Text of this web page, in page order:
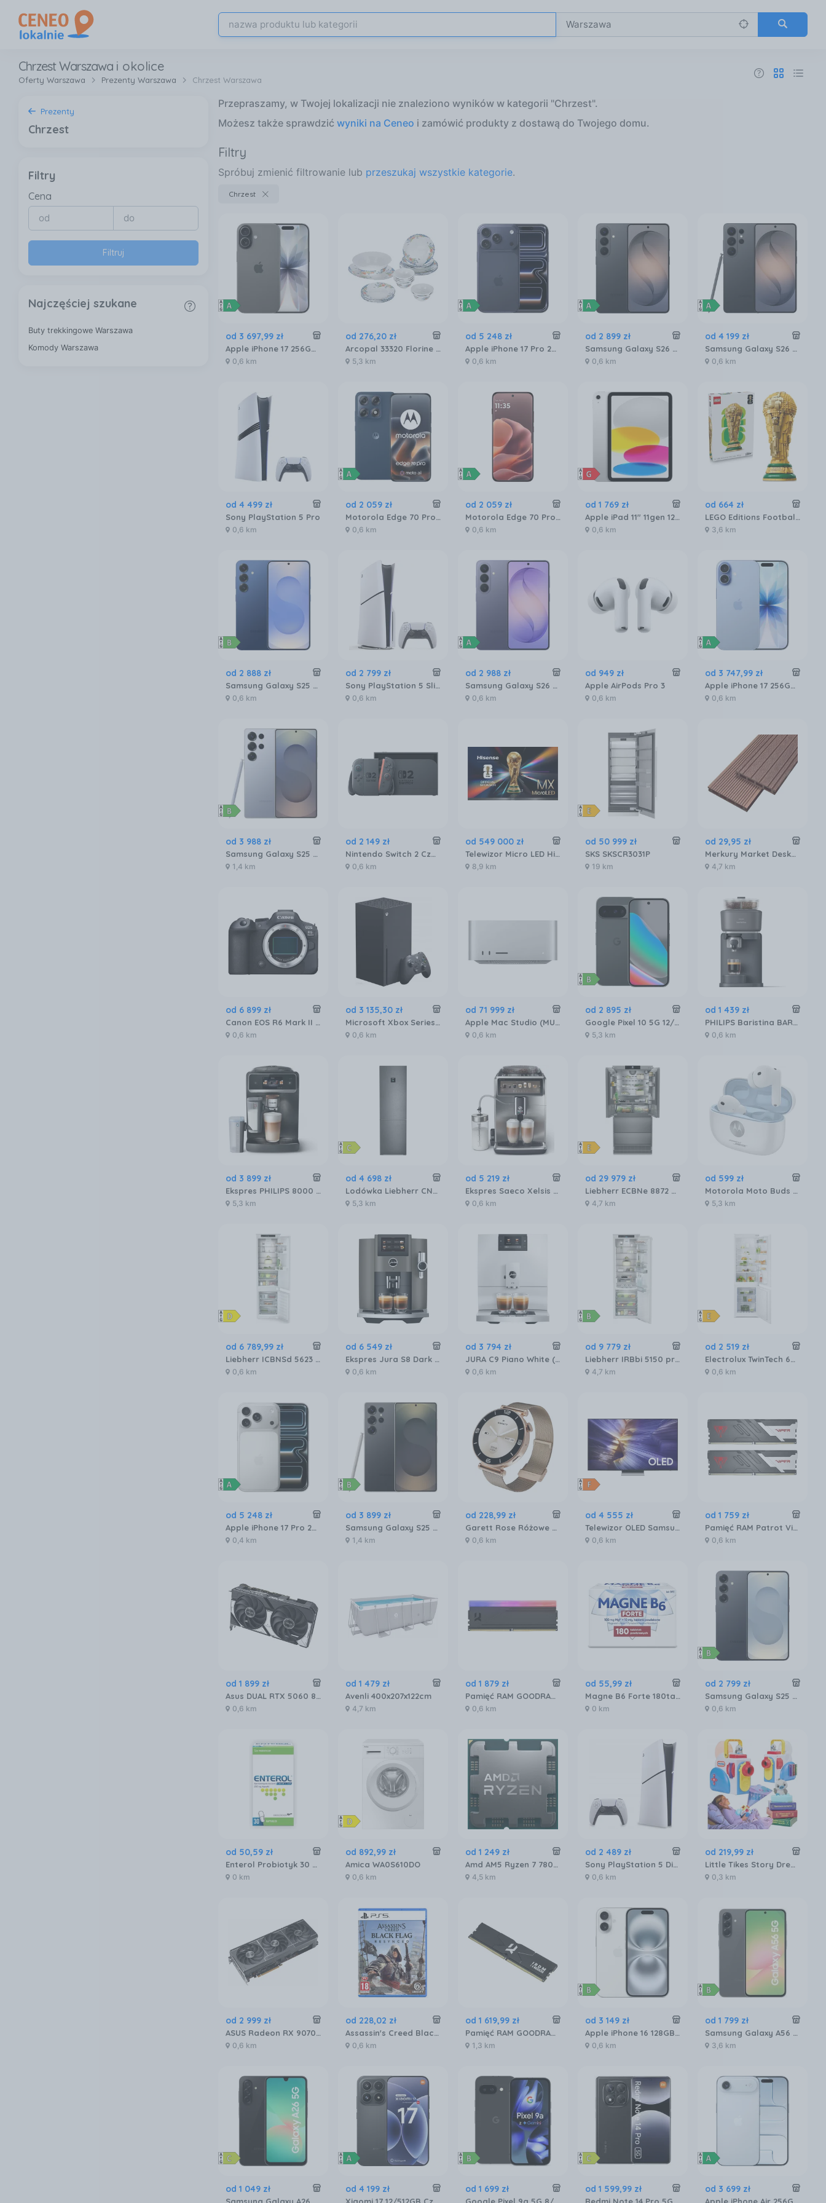
Chrzest Warszawa i okolice
Oferty Warszawa Prezenty Warszawa Chrzest Warszawa
Prezenty
Chrzest
Filtry
Cena
Filtruj
Najczęściej szukane
Buty trekkingowe Warszawa
Komody Warszawa
Przepraszamy, w Twojej lokalizacji nie znaleziono wyników w kategorii "Chrzest".
Możesz także sprawdzić wyniki na Ceneo i zamówić produkty z dostawą do Twojego domu.
Filtry
Spróbuj zmienić filtrowanie lub przeszukaj wszystkie kategorie.
Chrzest
od 3 697,99 zł
Apple iPhone 17 256GB Czarny
0,6 km
od 276,20 zł
Arcopal 33320 Florine Serwis Zestaw Obiadowy 26EL
5,3 km
od 5 248 zł
Apple iPhone 17 Pro 256GB Głębinowy błękit
0,6 km
od 2 899 zł
Samsung Galaxy S26 SM-S942 12/256GB Czarny
0,6 km
od 4 199 zł
Samsung Galaxy S26 Ultra SM-S948 5G 12/256GB Czarny
0,6 km
od 4 499 zł
Sony PlayStation 5 Pro
0,6 km
od 2 059 zł
Motorola Edge 70 Pro 8/256GB Granatowy
0,6 km
od 2 059 zł
Motorola Edge 70 Pro 8/256GB Bordowy
0,6 km
od 1 769 zł
Apple iPad 11" 11gen 128GB Wi-Fi Srebrny (MD3Y4HCA)
0,6 km
od 664 zł
LEGO Editions Football 43020 Oficjalny Puchar Świata FIFA
3,6 km
od 2 888 zł
Samsung Galaxy S25 SM-S931 12/256GB Granatowy
0,6 km
od 2 799 zł
Sony PlayStation 5 Slim 1TB
0,6 km
od 2 988 zł
Samsung Galaxy S26 SM-S942 12/256GB Fioletowy
0,6 km
od 949 zł
Apple AirPods Pro 3
0,6 km
od 3 747,99 zł
Apple iPhone 17 256GB Gołębi
0,6 km
od 3 988 zł
Samsung Galaxy S25 Ultra SM-S938 12/256GB Tytanowy Niebieski
1,4 km
od 2 149 zł
Nintendo Switch 2 Czarna
0,6 km
od 549 000 zł
Telewizor Micro LED Hisense 136MX 136 cali 4K UHD
8,9 km
od 50 999 zł
SKS SKSCR3031P
19 km
od 29,95 zł
Merkury Market Deska Tarasowa Mercado Basic Brąz 2000X120X20Mm MR5601072
4,7 km
od 6 899 zł
Canon EOS R6 Mark II body
0,6 km
od 3 135,30 zł
Microsoft Xbox Series X
0,6 km
od 71 999 zł
Apple Mac Studio (MU963ZEAP3R3D5)
0,6 km
od 2 895 zł
Google Pixel 10 5G 12/256GB Obsydian
5,3 km
od 1 439 zł
PHILIPS Baristina BAR320/60 Podwójny pojemnik na ziarna czarny
0,6 km
od 3 899 zł
Ekspres PHILIPS 8000 LatteGo Pro EP8757/12
5,3 km
od 4 698 zł
Lodówka Liebherr CNbdc 573i plus NoFrost z zamrażalnikiem dolnym 201,5 cm Czarna
5,3 km
od 5 219 zł
Ekspres Saeco Xelsis Suprema SM8885/00 Metalowy
0,6 km
od 29 979 zł
Liebherr ECBNe 8872 BioFresh NoFrost
4,7 km
od 599 zł
Motorola Moto Buds 2 Plus Anc Biały
5,3 km
od 6 789,99 zł
Liebherr ICBNSd 5623 plus BioFresh NoFrost
0,6 km
od 6 549 zł
Ekspres Jura S8 Dark Inox (EB) 15480
0,6 km
od 3 794 zł
JURA C9 Piano White (EA)
0,6 km
od 9 779 zł
Liebherr IRBbi 5150 prime BioFresh
4,7 km
od 2 519 zł
Electrolux TwinTech 600 ENT6NE18S
0,6 km
od 5 248 zł
Apple iPhone 17 Pro 256GB Srebrny
0,4 km
od 3 899 zł
Samsung Galaxy S25 Ultra SM-S938 12/256GB Tytanowy Czarny
1,4 km
od 228,99 zł
Garett Rose Różowe złoto mesh
0,6 km
od 4 555 zł
Telewizor OLED Samsung QE65S90FATXXH 65 cali 4K UHD
0,6 km
od 1 759 zł
Pamięć RAM Patrot Viper Venom DDR5 32GB 6000MTs (PVV532G600C30K)
0,6 km
od 1 899 zł
Asus DUAL RTX 5060 8GB OC (90YV0N12M0NA00)
0,6 km
od 1 479 zł
Avenli 400x207x122cm
4,7 km
od 1 879 zł
Pamięć RAM GOODRAM IRDM RGB 32GB [2x16GB 6000MHz DDR5 CL30 DIMM] (IRG60D5L30S32GDC)
0,6 km
od 55,99 zł
Magne B6 Forte 180tabl.
0 km
od 2 799 zł
Samsung Galaxy S25 SM-S931 12/256GB Czarny
0,6 km
od 50,59 zł
Enterol Probiotyk 30 kapsułek 250 mg
0 km
od 892,99 zł
Amica WA0S610DO
0,6 km
od 1 249 zł
Amd AM5 Ryzen 7 7800X3D Tray 4,2GHz (100000000910)
4,5 km
od 2 489 zł
Sony PlayStation 5 Digital Slim 825GB
0,6 km
od 219,99 zł
Little Tikes Story Dream Machine Interaktywny Projektor Bajek Dla Dzieci 3 Klasyczne Bajki Dźwięk Światło
0,3 km
od 2 999 zł
ASUS Radeon RX 9070 PRIME 16GB OC (GRATIPASU544)
0,6 km
od 228,02 zł
Assassin's Creed Black Flag Resynced (Gra PS5)
0,6 km
od 1 619,99 zł
Pamięć RAM GOODRAM IRDM 32GB 2x16GB 6400MHz DDR5 CL32 (IR-6400D564L32S)
1,3 km
od 3 149 zł
Apple iPhone 16 128GB Biały
0,6 km
od 1 799 zł
Samsung Galaxy A56 SM-A566 8/256GB Grafitowy
3,6 km
od 1 049 zł od 4 199 zł od 1 699 zł od 1 599,99 zł od 3 699 zł